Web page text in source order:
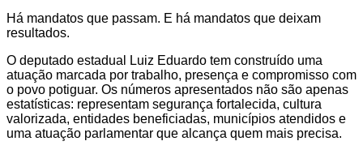
Há mandatos que passam. E há mandatos que deixam
resultados.
O deputado estadual Luiz Eduardo tem construído uma
atuação marcada por trabalho, presença e compromisso com
o povo potiguar. Os números apresentados não são apenas
estatísticas: representam segurança fortalecida, cultura
valorizada, entidades beneficiadas, municípios atendidos e
uma atuação parlamentar que alcança quem mais precisa.